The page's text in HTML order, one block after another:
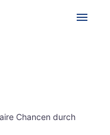
Chancen durch